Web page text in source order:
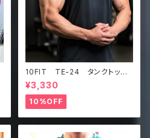
10FIT TE-24 タンクトッ
プ メッシュ ジムウェア トレ
ーニング 筋トレ 黒 Tankt
op
¥3,330
10%OFF